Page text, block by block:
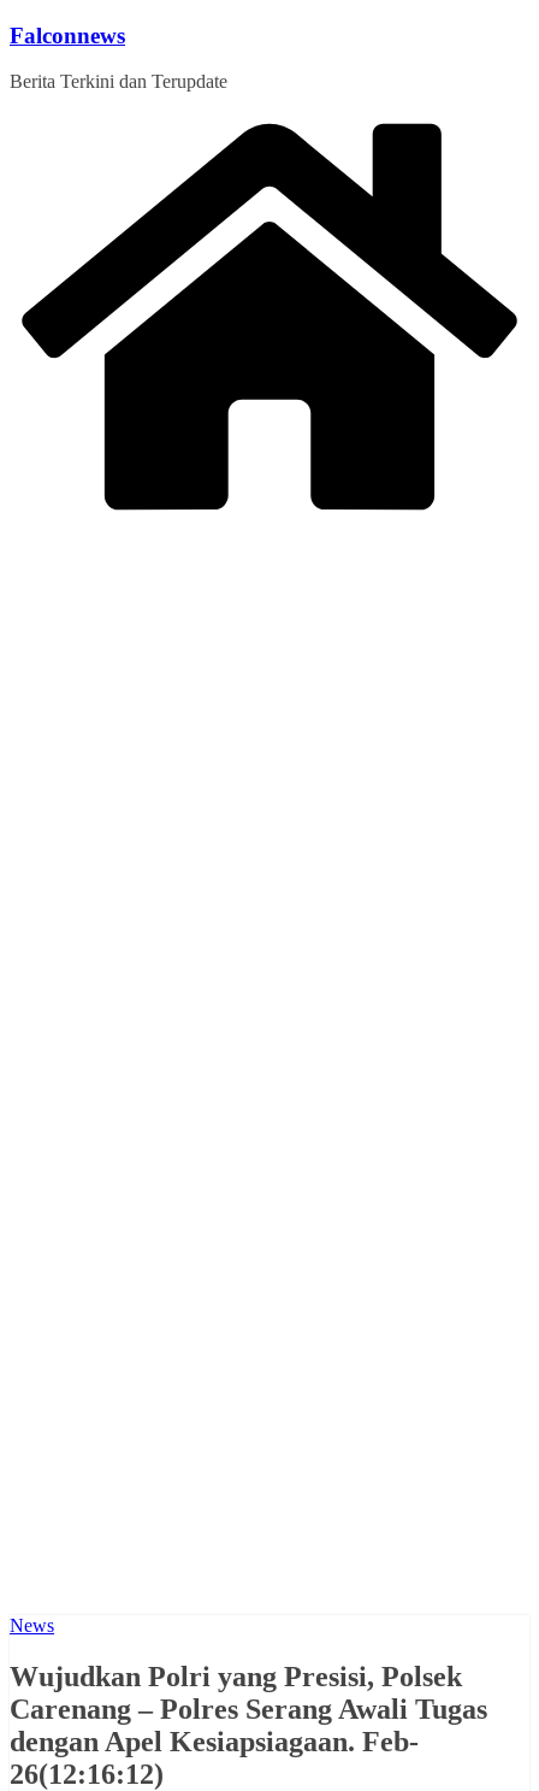
Skip
content
Falconnews
Berita Terkini dan Terupdate
News
Wujudkan Polri yang Presisi, Polsek
Carenang – Polres Serang Awali Tugas
dengan Apel Kesiapsiagaan. Feb-
26(12:16:12)